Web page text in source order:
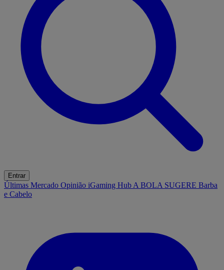
Entrar
Últimas Mercado Opinião iGaming Hub A BOLA SUGERE Barba
e Cabelo